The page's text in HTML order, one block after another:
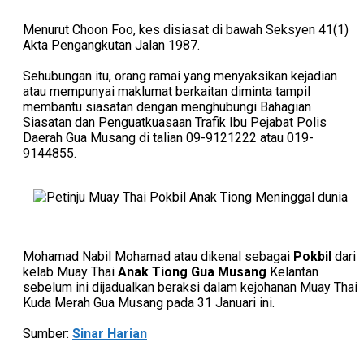
Menurut Choon Foo, kes disiasat di bawah Seksyen 41(1)
Akta Pengangkutan Jalan 1987.
Sehubungan itu, orang ramai yang menyaksikan kejadian
atau mempunyai maklumat berkaitan diminta tampil
membantu siasatan dengan menghubungi Bahagian
Siasatan dan Penguatkuasaan Trafik Ibu Pejabat Polis
Daerah Gua Musang di talian 09-9121222 atau 019-
9144855.
Mohamad Nabil Mohamad atau dikenal sebagai Pokbil dari
kelab Muay Thai Anak Tiong Gua Musang Kelantan
sebelum ini dijadualkan beraksi dalam kejohanan Muay Thai
Kuda Merah Gua Musang pada 31 Januari ini.
Sumber: Sinar Harian